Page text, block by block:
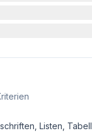
Listen,